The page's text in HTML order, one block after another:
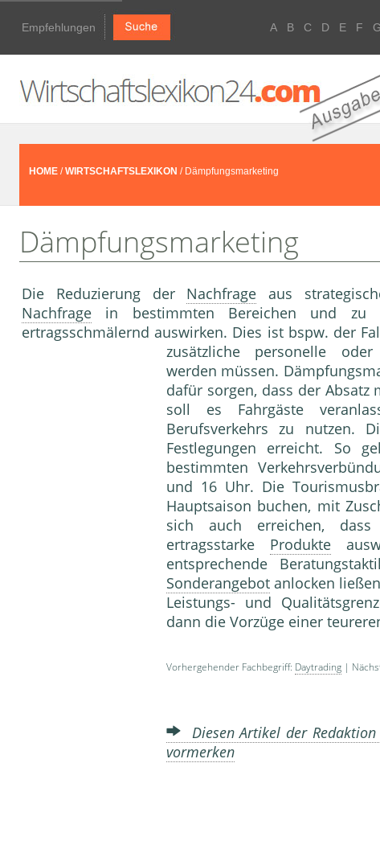
Empfehlungen A B C D E F G
HOME /WIRTSCHAFTSLEXIKON / Dämpfungsmarketing
Dämpfungsmarketing
Die Reduzierung der Nachfrage aus
Nachfrage in bestimmten Bereichen und zu
ertragsschmälernd auswirken. Dies ist bspw. der
zusätzliche personelle
werden müssen.
dafür sorgen, dass der
soll es Fahrgäste
Berufsverkehrs zu nutzen.
Festlegungen erreicht. So
bestimmten
und 16 Uhr. Die
Hauptsaison buchen, mit
sich auch erreichen, dass
ertragsstarke Produkte
entsprechende
Sonderangebot anlocken
Leistungs- und
dann die Vorzüge einer
Vorhergehender Fachbegriff: Daytrading |
Diesen Artikel der
vormerken